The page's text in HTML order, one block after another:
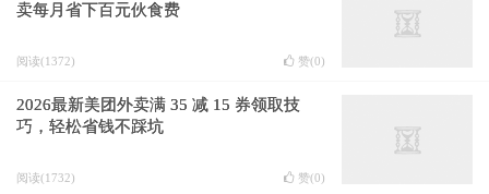
卖每月省下百元伙食费
阅读(1372) 赞(0)
2026最新美团外卖满 35 减 15 券领取技
巧，轻松省钱不踩坑
阅读(1732) 赞(0)